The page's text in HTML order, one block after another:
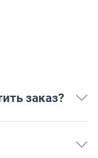
заказ?